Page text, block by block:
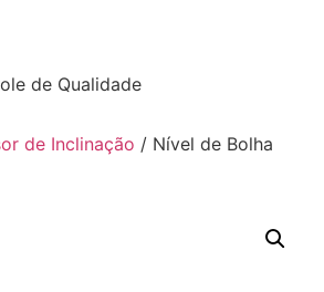
de Qualidade
de Inclinação / Nível de Bolha